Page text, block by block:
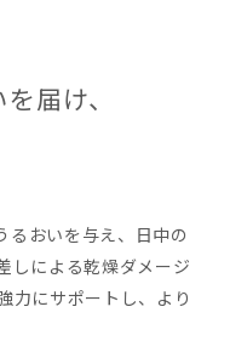
届け、
るおいを与え、日中の
しによる乾燥ダメージ
力にサポートし、より